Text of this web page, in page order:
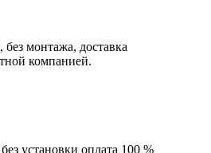
монтажа, доставка
компанией.
установки оплата 100 %